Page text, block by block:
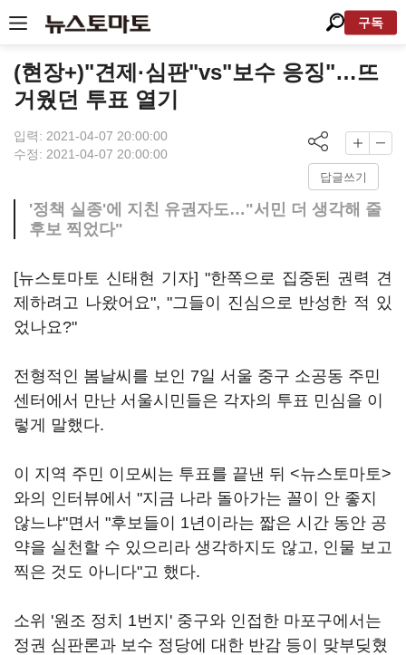
구독
(현장+)"견제·심판"vs"보수 응징"…뜨
거웠던 투표 열기
입력: 2021-04-07 20:00:00
수정: 2021-04-07 20:00:00
답글쓰기
'정책 실종'에 지친 유권자도…"서민 더 생각해 줄
후보 찍었다"
[뉴스토마토 신태현 기자] "한쪽으로 집중된 권력 견
제하려고 나왔어요", "그들이 진심으로 반성한 적 있
었나요?"
전형적인 봄날씨를 보인 7일 서울 중구 소공동 주민
센터에서 만난 서울시민들은 각자의 투표 민심을 이
렇게 말했다.
이 지역 주민 이모씨는 투표를 끝낸 뒤 <뉴스토마토>
와의 인터뷰에서 "지금 나라 돌아가는 꼴이 안 좋지
않느냐"면서 "후보들이 1년이라는 짧은 시간 동안 공
약을 실천할 수 있으리라 생각하지도 않고, 인물 보고
찍은 것도 아니다"고 했다.
소위 '원조 정치 1번지' 중구와 인접한 마포구에서는
정권 심판론과 보수 정당에 대한 반감 등이 맞부딪혔